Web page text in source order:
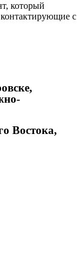
который
с
Востока,